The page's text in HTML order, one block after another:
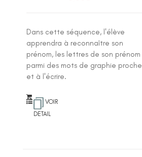
Dans cette séquence, l'élève
apprendra à reconnaître son
prénom, les lettres de son prénom
parmi des mots de graphie proche
et à l'écrire.
VOIR
DETAIL